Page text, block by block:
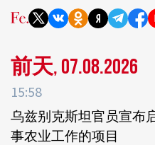
前天, 07.08.2026
15:58
乌兹别克斯坦官员宣布
事农业工作的项目